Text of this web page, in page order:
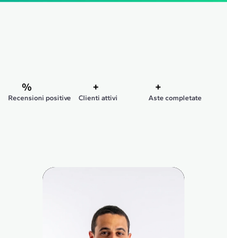
Chi siamo +
Clienti attivi
%
Recensioni positive
+
Aste completate